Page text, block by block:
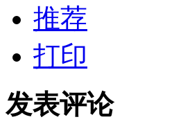
推荐
打印
发表评论